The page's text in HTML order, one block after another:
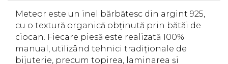
Meteor este un inel bărbătesc din argint 925,
cu o textură organică obținută prin bătăi de
ciocan. Fiecare piesă este realizată 100%
manual, utilizând tehnici tradiționale de
bijuterie, precum topirea, laminarea și